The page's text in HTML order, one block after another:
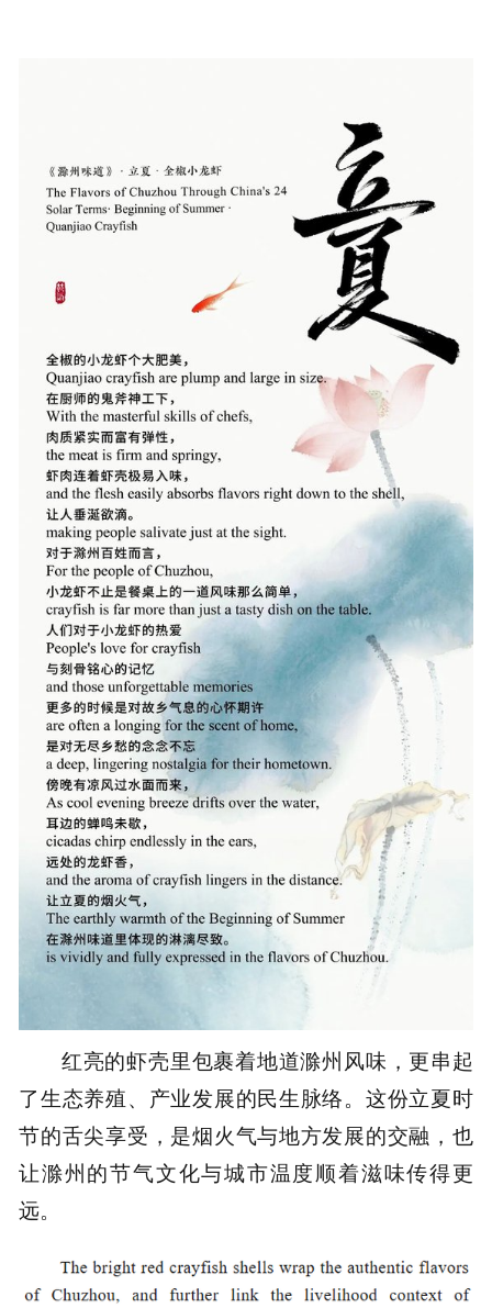
红亮的虾壳里包裹着地道滁州风味，更串起
了生态养殖、产业发展的民生脉络。这份立夏时
节的舌尖享受，是烟火气与地方发展的交融，也
让滁州的节气文化与城市温度顺着滋味传得更
远。